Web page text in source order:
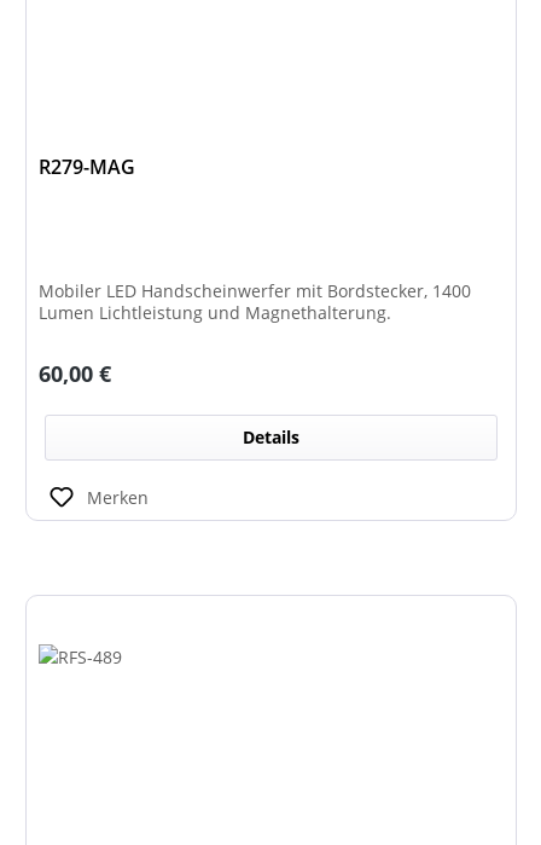
R279-MAG
Mobiler LED Handscheinwerfer mit Bordstecker, 1400
Lumen Lichtleistung und Magnethalterung.
Regulärer Preis:
60,00 €
Details
Merken